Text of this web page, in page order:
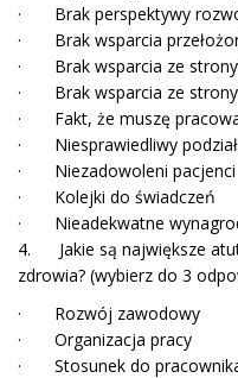
· Brak perspektywy
· Brak wsparcia
· Brak wsparcia ze strony
· Brak wsparcia ze strony
· Fakt, że muszę
· Niesprawiedliwy
· Niezadowoleni pacjenci
· Kolejki do świadczeń
· Nieadekwatne
4. Jakie są największe
zdrowia? (wybierz do 3
· Rozwój zawodowy
· Organizacja pracy
· Stosunek do